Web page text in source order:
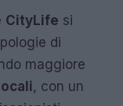
CityLife si
di
maggiore
, con un